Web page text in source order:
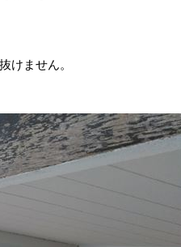
けません。